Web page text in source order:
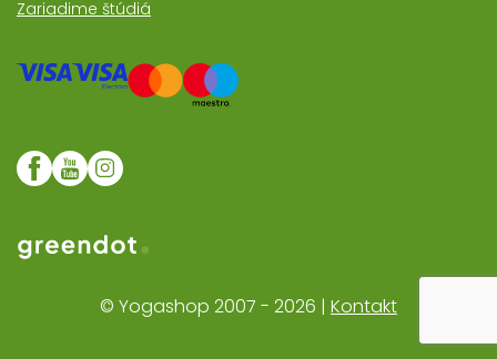
Zariadime štúdiá
Web realizoval Greendot
© Yogashop 2007 - 2026 | Kontakt